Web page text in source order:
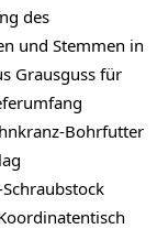
des
und Stemmen in
Grausguss für
Bohrfutter